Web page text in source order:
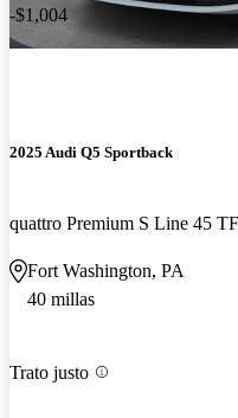
-$1,004
2025 Audi Q5 Sportback
quattro Premium S Line 45
Fort Washington, PA
40 millas
Trato justo